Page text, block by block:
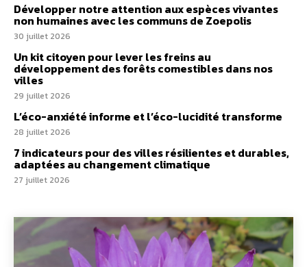
Développer notre attention aux espèces vivantes
non humaines avec les communs de Zoepolis
30 juillet 2026
Un kit citoyen pour lever les freins au
développement des forêts comestibles dans nos
villes
29 juillet 2026
L’éco-anxiété informe et l’éco-lucidité transforme
28 juillet 2026
7 indicateurs pour des villes résilientes et durables,
adaptées au changement climatique
27 juillet 2026